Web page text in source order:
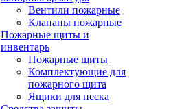
Вентили пожарные
Клапаны пожарные
Пожарные щиты и
инвентарь
Пожарные щиты
Комплектующие для
пожарного щита
Ящики для песка